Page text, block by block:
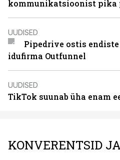
kommunikatsioonist pika
UUDISED
Pipedrive ostis
idufirma Outfunnel
UUDISED
TikTok suunab üha enam
KONVERENTSID